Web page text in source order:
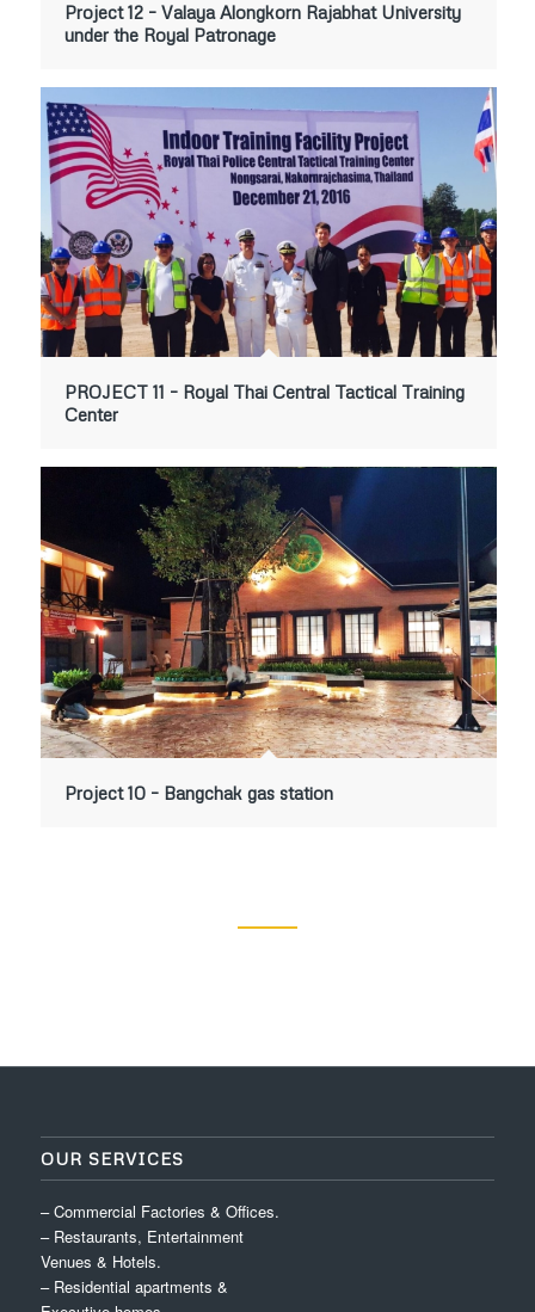
Project 12 – Valaya Alongkorn Rajabhat University
under the Royal Patronage
PROJECT 11 – Royal Thai Central Tactical Training
Center
Project 10 – Bangchak gas station
OUR SERVICES
– Commercial Factories & Offices.
– Restaurants, Entertainment
Venues & Hotels.
– Residential apartments &